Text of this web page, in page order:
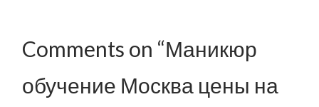
Comments on “Маникюр
обучение Москва цены на